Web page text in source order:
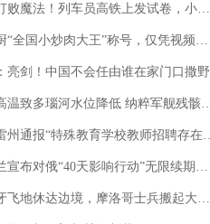
列车员高铁上发试卷，小朋友一秒静音，12306回应：列车员个人行为，不是铁路规定
国小炒肉大王”称号，仅凭视频评出？中国烹饪协会回应
亮剑！中国不会任由谁在家门口撒野
致多瑙河水位降低 纳粹军舰残骸重见天日
“特殊教育学校教师招聘存在违规行为”：已启动问责程序 副校长被停职
对俄“40天影响行动”无限续期，7月两国对轰数据均创纪录
边境，摩洛哥士兵搬起大石块投向移民引争议，此前一天内数万人从摩洛哥涌入西班牙